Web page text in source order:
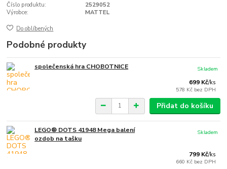
Číslo produktu:
2529052
Výrobce:
MATTEL
Do oblíbených
Podobné produkty
společenská hra CHOBOTNICE
699 Kč/ks
578 Kč bez DPH
Skladem
Přidat do košíku
LEGO® DOTS 41948 Mega balení
ozdob na tašku
799 Kč/ks
660 Kč bez DPH
Skladem